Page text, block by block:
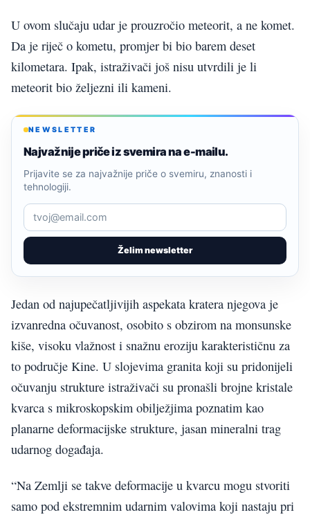
U ovom slučaju udar je prouzročio meteorit, a ne komet.
Da je riječ o kometu, promjer bi bio barem deset
kilometara. Ipak, istraživači još nisu utvrdili je li
meteorit bio željezni ili kameni.
NEWSLETTER
Najvažnije priče iz svemira na e-mailu.
Želim newsletter
Prijavite se za najvažnije priče o svemiru, znanosti i
tehnologiji.
Jedan od najupečatljivijih aspekata kratera njegova je
izvanredna očuvanost, osobito s obzirom na monsunske
kiše, visoku vlažnost i snažnu eroziju karakterističnu za
to područje Kine. U slojevima granita koji su pridonijeli
očuvanju strukture istraživači su pronašli brojne kristale
kvarca s mikroskopskim obilježjima poznatim kao
planarne deformacijske strukture, jasan mineralni trag
udarnog događaja.
“Na Zemlji se takve deformacije u kvarcu mogu stvoriti
samo pod ekstremnim udarnim valovima koji nastaju pri